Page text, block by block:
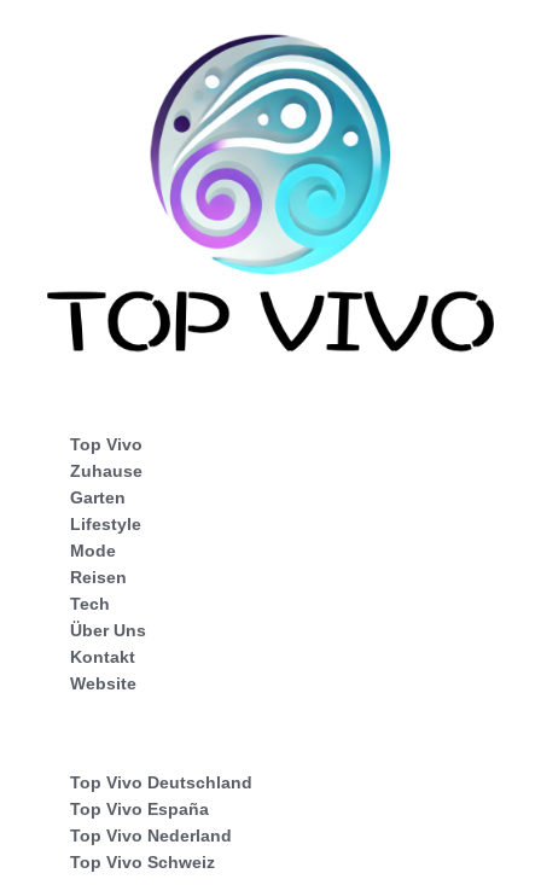
Top Vivo
Zuhause
Garten
Lifestyle
Mode
Reisen
Tech
Über Uns
Kontakt
Website
Top Vivo Deutschland
Top Vivo España
Top Vivo Nederland
Top Vivo Schweiz